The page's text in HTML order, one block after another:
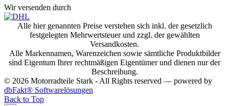
Wir versenden durch
Alle hier genannten Preise verstehen sich inkl. der gesetzlich
festgelegten Mehrwertsteuer und zzgl. der gewählten
Versandkosten.
Alle Markennamen, Warenzeichen sowie sämtliche Produktbilder
sind Eigentum Ihrer rechtmäßigen Eigentümer und dienen nur der
Beschreibung.
© 2026 Motorradteile Stark - All Rights reserved — powered by
dbFakt® Softwarelösungen
Back to Top